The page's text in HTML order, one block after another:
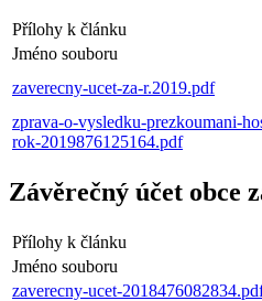
Přílohy k článku
Jméno souboru
zaverecny-ucet-za-r.2019.pdf
zprava-o-vysledku-prezkoumani-
rok-2019876125164.pdf
Závěrečný účet obce
Přílohy k článku
Jméno souboru
zaverecny-ucet-